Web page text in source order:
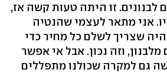
60 עצורים לבנונים. זו היתה טעות קשה אז,
אני מתאר לעצמי שהנטיה
שצריך לשלם כל מחיר כדי
וזה נכון. אבל אי אפשר
גם למקרה שכולנו מתפללים